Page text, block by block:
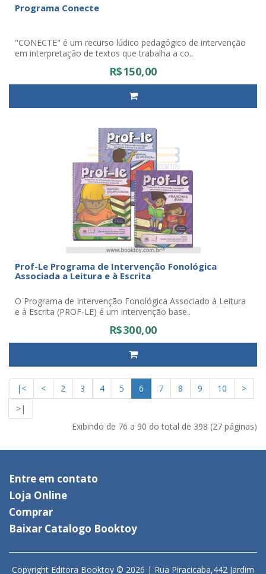
Programa Conecte
"CONECTE" é um recurso lúdico pedagógico de intervenção
em interpretação de textos que trabalha a co..
R$150,00
Prof-Le Programa de Intervenção Fonológica
Associada a Leitura e à Escrita
O Programa de Intervenção Fonológica Associado à Leitura
e à Escrita (PROF-LE) é um intervenção base..
R$300,00
|< < 2 3 4 5 6 7 8 9 10
>
>|
Exibindo de 76 a 90 do total de 398 (27 páginas)
Entre em contato
Loja Online
Comprar
Baixar Catalogo Booktoy
Copyright Editora Booktoy © 2026 | Rua Piracicaba,442 Jardim